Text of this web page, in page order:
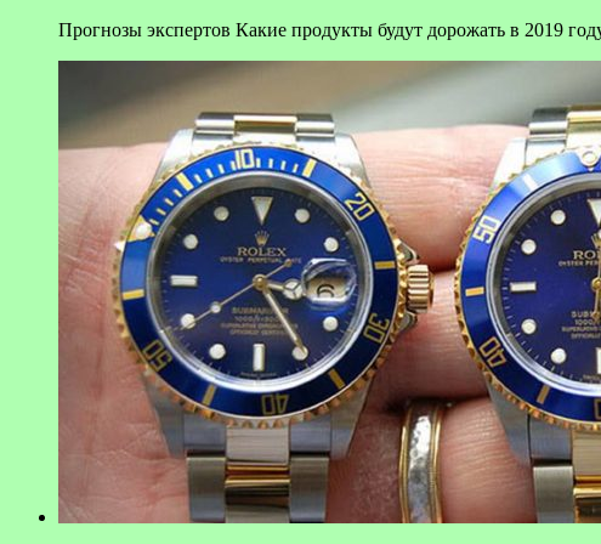
Прогнозы экспертов Какие продукты будут дорожать в 2019